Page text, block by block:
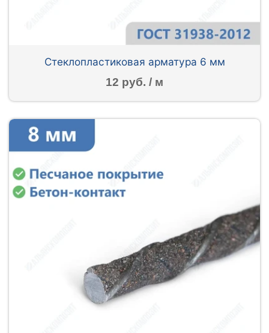
Стеклопластиковая арматура 6 мм
12 руб. / м